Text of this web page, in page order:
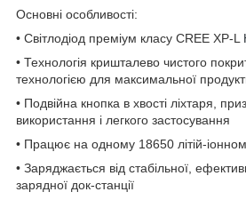
Основні особливості:
• Світлодіод преміум класу CREE XP-L
• Технологія кришталево чистого
технологією для максимальної
• Подвійна кнопка в хвості ліхтаря,
використання і легкого застосування
• Працює на одному 18650 літій-
• Заряджається від стабільної,
зарядної док-станції